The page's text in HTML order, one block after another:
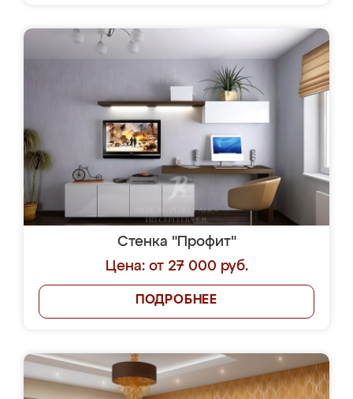
Стенка "Профит"
Цена: от 27 000 руб.
ПОДРОБНЕЕ